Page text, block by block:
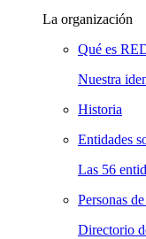
La organización
Qué es
Nuestra
Historia
Entidades
Las 56
Personas
Directorio